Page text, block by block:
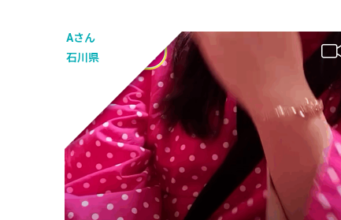
Aさん
石川県